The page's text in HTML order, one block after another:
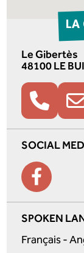
LA
Le Gibertès
48100 LE
SOCIAL
SPOKEN
Français -